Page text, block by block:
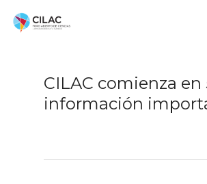
CILAC comienza en
información